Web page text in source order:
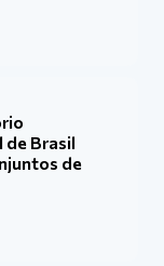
de Brasil
de